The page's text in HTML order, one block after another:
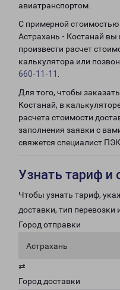
авиатранспортом.
С примерной
Астрахань - Костанай вы
произвести расчет
калькулятора или
660-11-11
Для того, чтобы
Костанай, в
расчета стоимости
заполнения заявки с
свяжется специалист ПЭК.
Узнать тариф и
Чтобы узнать тариф,
доставки, тип перевозки
Город отправки
Астрахань
⇄
Город доставки